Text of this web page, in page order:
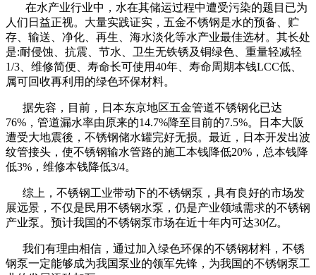
在水产业行业中，水在其储运过程中遭受污染的题目已为
人们日益正视。大量实践证实，五金不锈钢是水的预备、贮
存、输送、净化、再生、海水淡化等水产业最佳选材。其长处
是:耐侵蚀、抗震、节水、卫生无铁锈及铜绿色、重量轻减轻
1/3、维修简便、寿命长可使用40年、寿命周期本钱LCC低、
属可回收再利用的绿色环保材料。
据先容，目前，日本东京地区五金管道不锈钢化已达
76%，管道漏水率由原来的14.7%降至目前的7.5%。日本大阪
遭受大地震後，不锈钢储水罐完好无损。最近，日本开发出波
纹管接头，使不锈钢输水管路的施工本钱降低20%，总本钱降
低3%，维修本钱降低3/4。
综上，不锈钢工业带动下的不锈钢泵，具有良好的市场发
展远景，不仅是民用不锈钢水泵，仍是产业领域需求的不锈钢
产业泵。预计我国的不锈钢泵市场在近十年内可达30亿。
我们有理由相信，通过加入绿色环保的不锈钢材料，不锈
钢泵一定能够成为我国泵业的领军先锋，为我国的不锈钢泵工